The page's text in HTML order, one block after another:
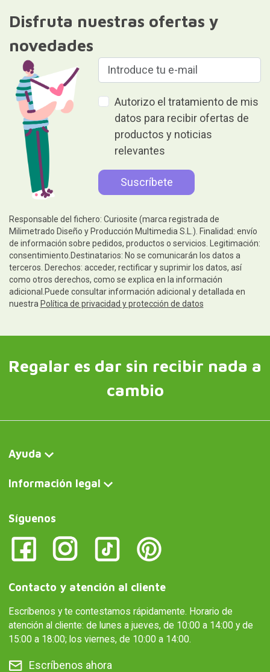
Disfruta nuestras ofertas y
novedades
Autorizo el tratamiento de mis
datos para recibir ofertas de
productos y noticias
relevantes
Responsable del fichero: Curiosite (marca registrada de
Milimetrado Diseño y Producción Multimedia S.L.). Finalidad: envío
de información sobre pedidos, productos o servicios. Legitimación:
consentimiento.Destinatarios: No se comunicarán los datos a
terceros. Derechos: acceder, rectificar y suprimir los datos, así
como otros derechos, como se explica en la información
adicional.Puede consultar información adicional y detallada en
nuestra Política de privacidad y protección de datos
Regalar es dar sin recibir nada a
cambio
Ayuda
Información legal
Síguenos
Contacto y atención al cliente
Escríbenos y te contestamos rápidamente. Horario de
atención al cliente: de lunes a jueves, de 10:00 a 14:00 y de
15:00 a 18:00; los viernes, de 10:00 a 14:00.
Escríbenos ahora